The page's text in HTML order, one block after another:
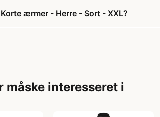
ærmer - Herre - Sort - XXL?
måske interesseret i